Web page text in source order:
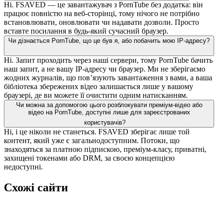
Ні. FSAVED — це завантажувач з PornTube без додатка: він
працює повністю на веб-сторінці, тому нічого не потрібно
встановлювати, оновлювати чи надавати дозволи. Просто
вставте посилання в будь-який сучасний браузер.
Чи дізнається PornTube, що це був я, або побачить мою IP-адресу?
Ні. Запит проходить через наші сервери, тому PornTube бачить
наш запит, а не вашу IP-адресу чи браузер. Ми не зберігаємо
жодних журналів, що пов’язують завантаження з вами, а ваша
бібліотека збережених відео залишається лише у вашому
браузері, де ви можете її очистити одним натисканням.
Чи можна за допомогою цього розблокувати преміум-відео або
відео на PornTube, доступні лише для зареєстрованих
користувачів?
Ні, і це ніколи не станеться. FSAVED зберігає лише той
контент, який уже є загальнодоступним. Потоки, що
знаходяться за платною підпискою, преміум-класу, приватні,
захищені токенами або DRM, за своєю концепцією
недоступні.
Схожі сайти